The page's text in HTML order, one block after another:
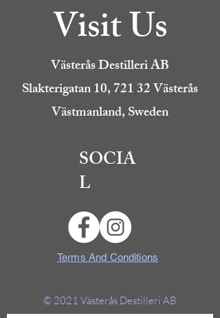
Visit Us
Västerås Destilleri AB
Slakterigatan 10, 721 32 Västerås
Västmanland, Sweden
SOCIA
L
Terms And Conditions
© 2021 Västerås Destilleri AB